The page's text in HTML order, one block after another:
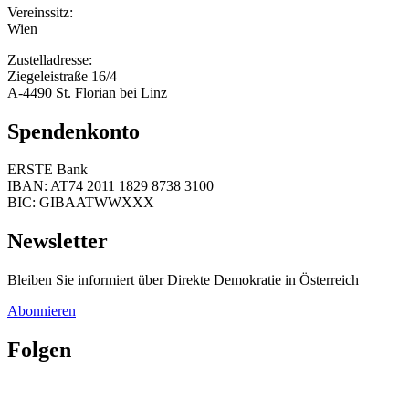
Vereinssitz:
Wien
Zustelladresse:
Ziegeleistraße 16/4
A-4490 St. Florian bei Linz
Spendenkonto
ERSTE Bank
IBAN: AT74 2011 1829 8738 3100
BIC: GIBAATWWXXX
Newsletter
Bleiben Sie informiert über Direkte Demokratie in Österreich
Abonnieren
Folgen